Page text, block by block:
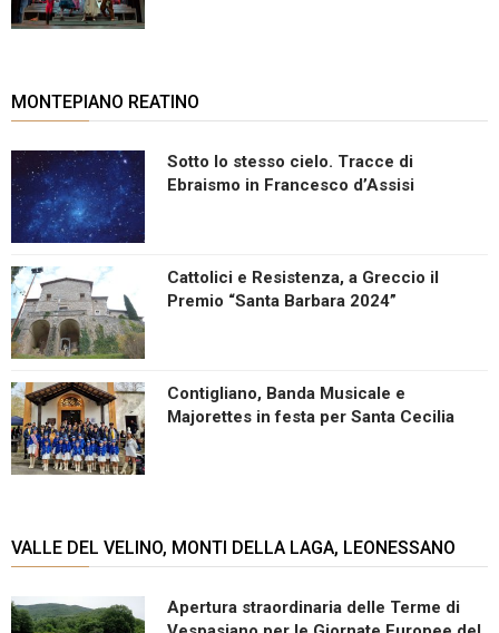
MONTEPIANO REATINO
Sotto lo stesso cielo. Tracce di
Ebraismo in Francesco d’Assisi
Cattolici e Resistenza, a Greccio il
Premio “Santa Barbara 2024”
Contigliano, Banda Musicale e
Majorettes in festa per Santa Cecilia
VALLE DEL VELINO, MONTI DELLA LAGA, LEONESSANO
Apertura straordinaria delle Terme di